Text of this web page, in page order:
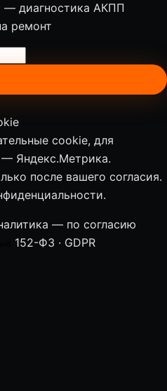
— диагностика АКПП
ремонт
cookie, для
Яндекс.Метрика.
после вашего согласия.
.
— по согласию
152-ФЗ · GDPR